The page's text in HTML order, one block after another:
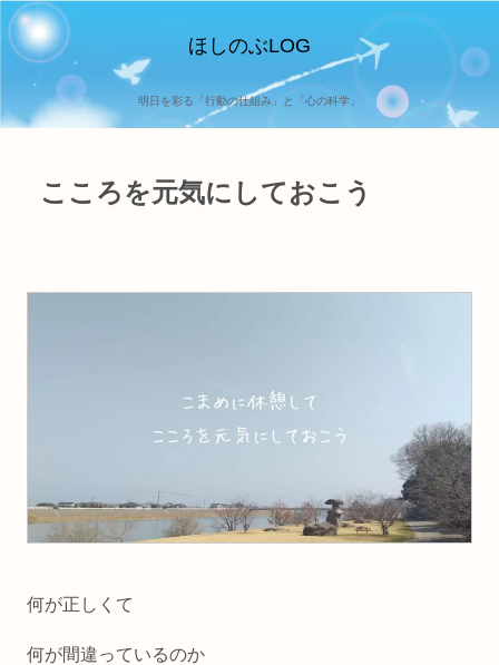
ほしのぶLOG
明日を彩る「行動の仕組み」と「心の科学」
こころを元気にしておこう
何が正しくて
何が間違っているのか